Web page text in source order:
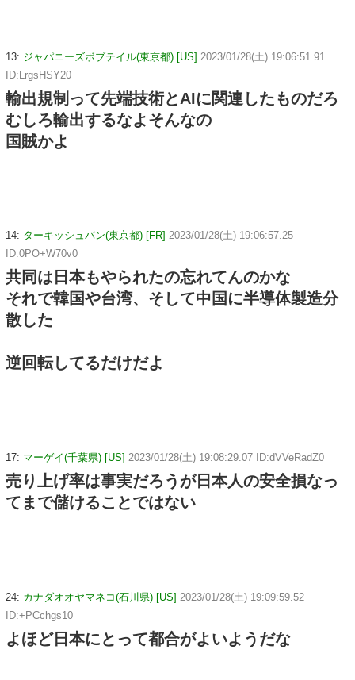
13: ジャパニーズボブテイル(東京都) [US] 2023/01/28(土) 19:06:51.91
ID:LrgsHSY20
輸出規制って先端技術とAIに関連したものだろ
むしろ輸出するなよそんなの
国賊かよ
14: ターキッシュバン(東京都) [FR] 2023/01/28(土) 19:06:57.25
ID:0PO+W70v0
共同は日本もやられたの忘れてんのかな
それで韓国や台湾、そして中国に半導体製造分
散した
逆回転してるだけだよ
17: マーゲイ(千葉県) [US] 2023/01/28(土) 19:08:29.07 ID:dVVeRadZ0
売り上げ率は事実だろうが日本人の安全損なっ
てまで儲けることではない
24: カナダオオヤマネコ(石川県) [US] 2023/01/28(土) 19:09:59.52
ID:+PCchgs10
よほど日本にとって都合がよいようだな